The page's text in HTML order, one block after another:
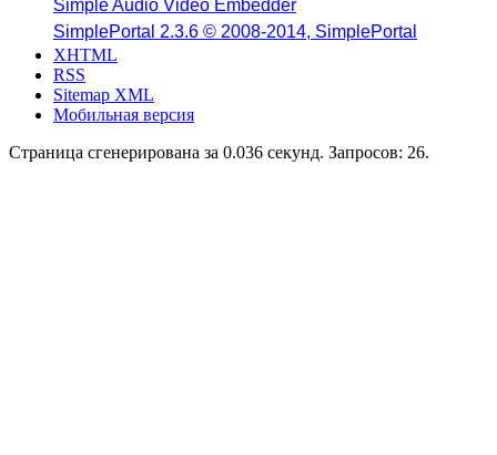
Simple Audio Video Embedder
SimplePortal 2.3.6 © 2008-2014, SimplePortal
XHTML
RSS
Sitemap XML
Мобильная версия
Страница сгенерирована за 0.036 секунд. Запросов: 26.